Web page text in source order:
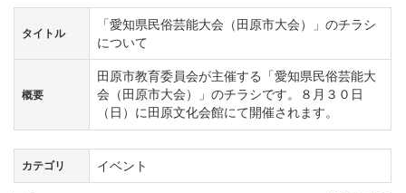
タイトル
「愛知県民俗芸能大会（田原市大会）」のチラシ
について
概要
田原市教育委員会が主催する「愛知県民俗芸能大
会（田原市大会）」のチラシです。８月３０日
（日）に田原文化会館にて開催されます。
カテゴリ イベント